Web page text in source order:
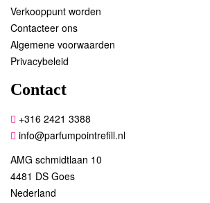
Verkooppunt worden
Contacteer ons
Algemene voorwaarden
Privacybeleid
Contact
+316 2421 3388
info@parfumpointrefill.nl
AMG schmidtlaan 10
4481 DS Goes
Nederland